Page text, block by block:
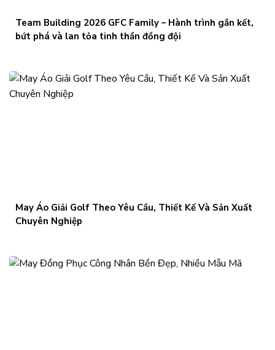
Team Building 2026 GFC Family – Hành trình gắn kết,
bứt phá và lan tỏa tinh thần đồng đội
May Áo Giải Golf Theo Yêu Cầu, Thiết Kế Và Sản Xuất
Chuyên Nghiệp